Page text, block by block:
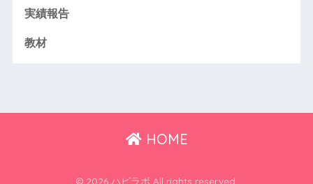
実績報告
教材
HOME
© 2026 ハピラボ All rights reserved.